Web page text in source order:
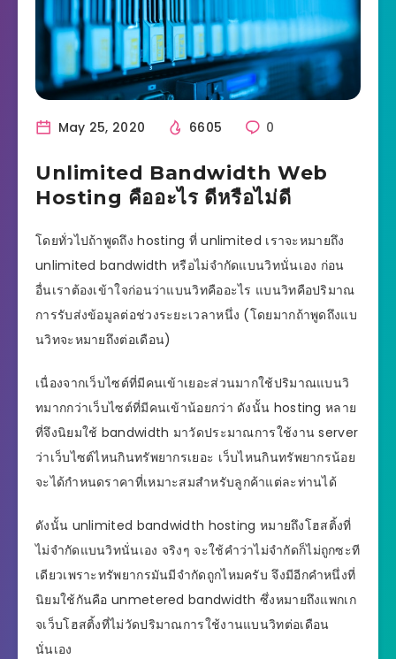
May 25, 2020 6605 0
Unlimited Bandwidth Web
Hosting คืออะไร ดีหรือไม่ดี
โดยทั่วไปถ้าพูดถึง hosting ที่ unlimited เราจะหมายถึง
unlimited bandwidth หรือไม่จำกัดแบนวิทนั่นเอง ก่อน
อื่นเราต้องเข้าใจก่อนว่าแบนวิทคืออะไร แบนวิทคือปริมาณ
การรับส่งข้อมูลต่อช่วงระยะเวลาหนึ่ง (โดยมากถ้าพูดถึงแบ
นวิทจะหมายถึงต่อเดือน)
เนื่องจากเว็บไซต์ที่มีคนเข้าเยอะส่วนมากใช้ปริมาณแบนวิ
ทมากกว่าเว็บไซต์ที่มีคนเข้าน้อยกว่า ดังนั้น hosting หลาย
ที่จึงนิยมใช้ bandwidth มาวัดประมาณการใช้งาน server
ว่าเว็บไซต์ไหนกินทรัพยากรเยอะ เว็บไหนกินทรัพยากรน้อย
จะได้กำหนดราคาที่เหมาะสมสำหรับลูกค้าแต่ละท่านได้
ดังนั้น unlimited bandwidth hosting หมายถึงโฮสติ้งที่
ไม่จำกัดแบนวิทนั่นเอง จริงๆ จะใช้คำว่าไม่จำกัดก็ไม่ถูกซะที
เดียวเพราะทรัพยากรมันมีจำกัดถูกไหมครับ จึงมีอีกคำหนึ่งที่
นิยมใช้กันคือ unmetered bandwidth ซึ่งหมายถึงแพกเก
จเว็บโฮสติ้งที่ไม่วัดปริมาณการใช้งานแบนวิทต่อเดือน
นั่นเอง